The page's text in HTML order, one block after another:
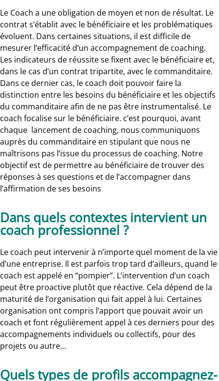
Le Coach a une obligation de moyen et non de résultat. Le
contrat s’établit avec le bénéficiaire et les problématiques
évoluent. Dans certaines situations, il est difficile de
mesurer l’efficacité d’un accompagnement de coaching.
Les indicateurs de réussite se fixent avec le bénéficiaire et,
dans le cas d’un contrat tripartite, avec le commanditaire.
Dans ce dernier cas, le coach doit pouvoir faire la
distinction entre les besoins du bénéficiaire et les objectifs
du commanditaire afin de ne pas être instrumentalisé. Le
coach focalise sur le bénéficiaire. c’est pourquoi, avant
chaque lancement de coaching, nous communiquons
auprès du commanditaire en stipulant que nous ne
maîtrisons pas l’issue du processus de coaching. Notre
objectif est de permettre au bénéficiaire de trouver des
réponses à ses questions et de l’accompagner dans
l’affirmation de ses besoins
Dans quels contextes intervient un
coach professionnel ?
Le coach peut intervenir à n’importe quel moment de la vie
d’une entreprise. Il est parfois trop tard d’ailleurs, quand le
coach est appelé en “pompier”. L’intervention d’un coach
peut être proactive plutôt que réactive. Cela dépend de la
maturité de l’organisation qui fait appel à lui. Certaines
organisation ont compris l’apport que pouvait avoir un
coach et font régulièrement appel à ces derniers pour des
accompagnements individuels ou collectifs, pour des
projets ou autre…
Quels types de profils accompagnez-